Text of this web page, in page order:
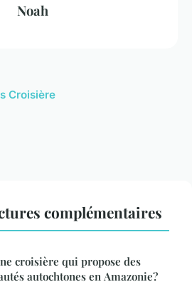
Noah
Croisière
complémentaires
croisière qui propose des
autochtones en Amazonie?